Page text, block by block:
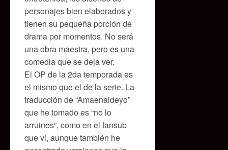
personajes bien elaborados y
tienen su pequeña porción de
drama por momentos. No será
una obra maestra, pero es una
comedia que se deja ver.
El OP de la 2da temporada es
el mismo que el de la serie. La
traducción de “Amaenaideyo”
que he tomado es “no lo
arruines”, como en el fansub
que vi, aunque también he